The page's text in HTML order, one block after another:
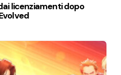
licenziamenti dopo